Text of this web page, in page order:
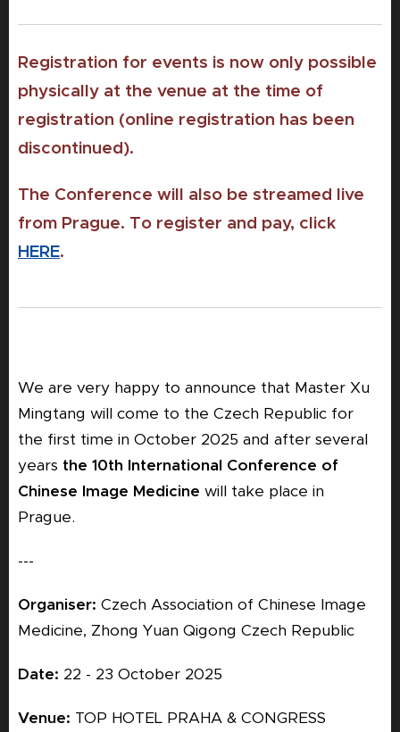
Registration for events is now only possible
physically at the venue at the time of
registration (online registration has been
discontinued).
The Conference will also be streamed live
from Prague. To register and pay, click
HERE.
We are very happy to announce that Master Xu
Mingtang will come to the Czech Republic for
the first time in October 2025 and after several
years the 10th International Conference of
Chinese Image Medicine will take place in
Prague.
---
Organiser: Czech Association of Chinese Image
Medicine, Zhong Yuan Qigong Czech Republic
Date: 22 - 23 October 2025
Venue: TOP HOTEL PRAHA & CONGRESS